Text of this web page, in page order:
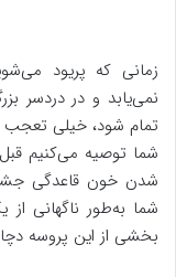
زمانی که پریود
نمی‌یابد و در دردسر
تمام شود، خیلی
شما توصیه می‌کنیم
شدن خون قاعدگی جشن
شما به‌طور ناگهانی
بخشی از این پروسه